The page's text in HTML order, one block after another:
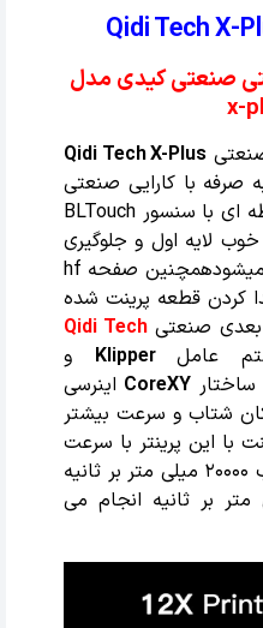
Qidi Tech X-
صنعتی کیدی مدل
x-
Qidi Tech X-Plus
صرفه با کارایی صنعتی
میباشد. تراز خودکار 16 نقطه ای با سنسور BLTouch
لایه اول و جلوگیری
از تغییر شکل قطعه انجام میشودهمچنین صفحه hf
کردن قطعه پرینت شده
بعدی صنعتیQidi Tech
عامل
و
CoreXY اینرسی
شتاب و سرعت بیشتر
با این پرینتر با سرعت
600 میلیمتر برثانیه با شتاب 20000 میلی متر بر ثانیه
35 میلی متر بر ثانیه انجام می